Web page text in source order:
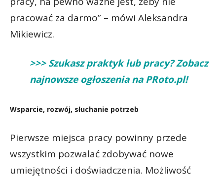
pracować za darmo” – mówi Aleksandra
Mikiewicz.
>>>Szukasz praktyk lub pracy? Zobacz
najnowsze ogłoszenia na PRoto.pl!
Wsparcie, rozwój, słuchanie potrzeb
Pierwsze miejsca pracy powinny przede
wszystkim pozwalać zdobywać nowe
umiejętności i doświadczenia. Możliwość